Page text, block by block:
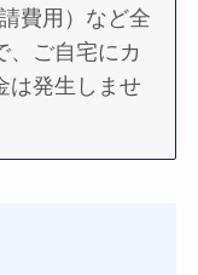
費用）など全
、ご自宅にカ
は発生しませ